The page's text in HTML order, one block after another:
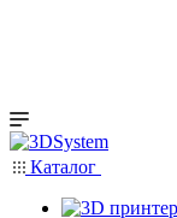
Каталог